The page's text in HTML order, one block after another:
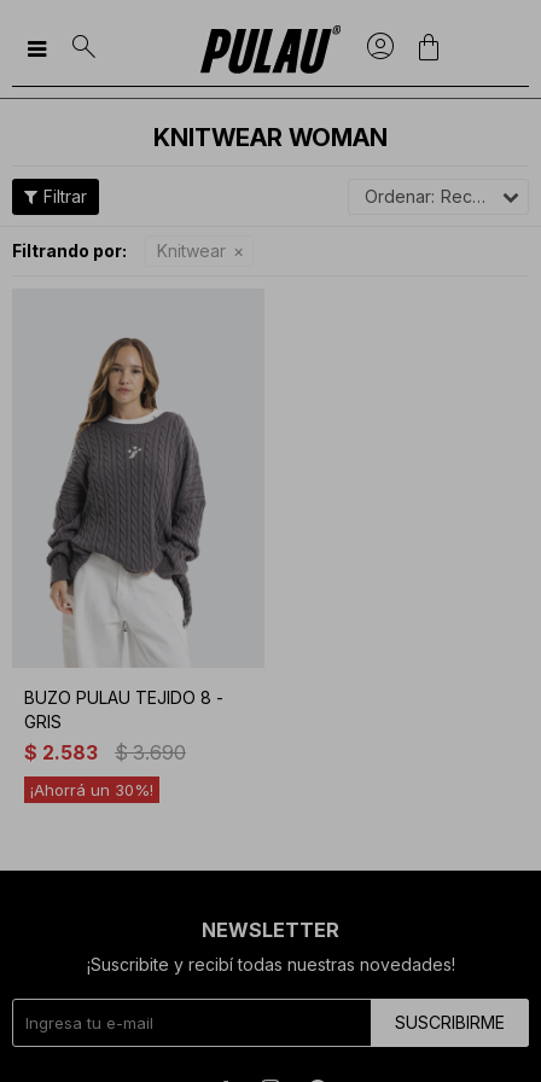

KNITWEAR WOMAN
Recomendados
Filtrando por: Knitwear
BUZO PULAU TEJIDO 8 -
GRIS
$ 2.583 $ 3.690
30
NEWSLETTER
¡Suscribite y recibí todas nuestras novedades!
SUSCRIBIRME